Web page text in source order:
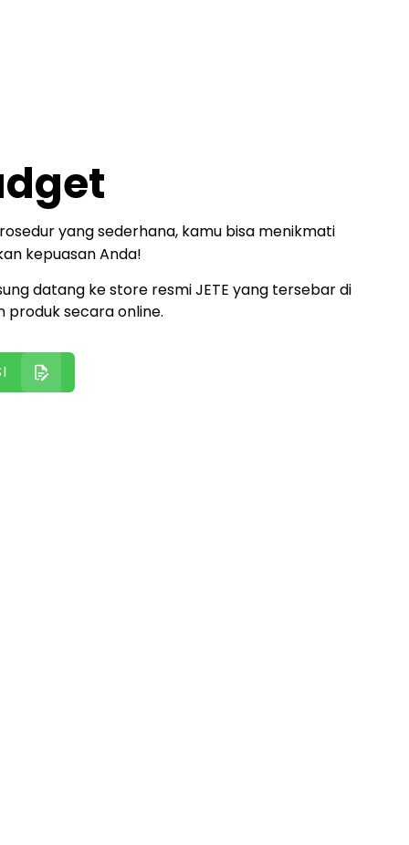
yang sederhana, kamu bisa menikmati
kepuasan Anda!
datang ke store resmi JETE yang tersebar di
produk secara online.